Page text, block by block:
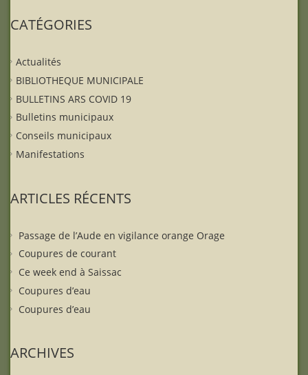
CATÉGORIES
Actualités
BIBLIOTHEQUE MUNICIPALE
BULLETINS ARS COVID 19
Bulletins municipaux
Conseils municipaux
Manifestations
ARTICLES RÉCENTS
Passage de l’Aude en vigilance orange Orage
Coupures de courant
Ce week end à Saissac
Coupures d’eau
Coupures d’eau
ARCHIVES